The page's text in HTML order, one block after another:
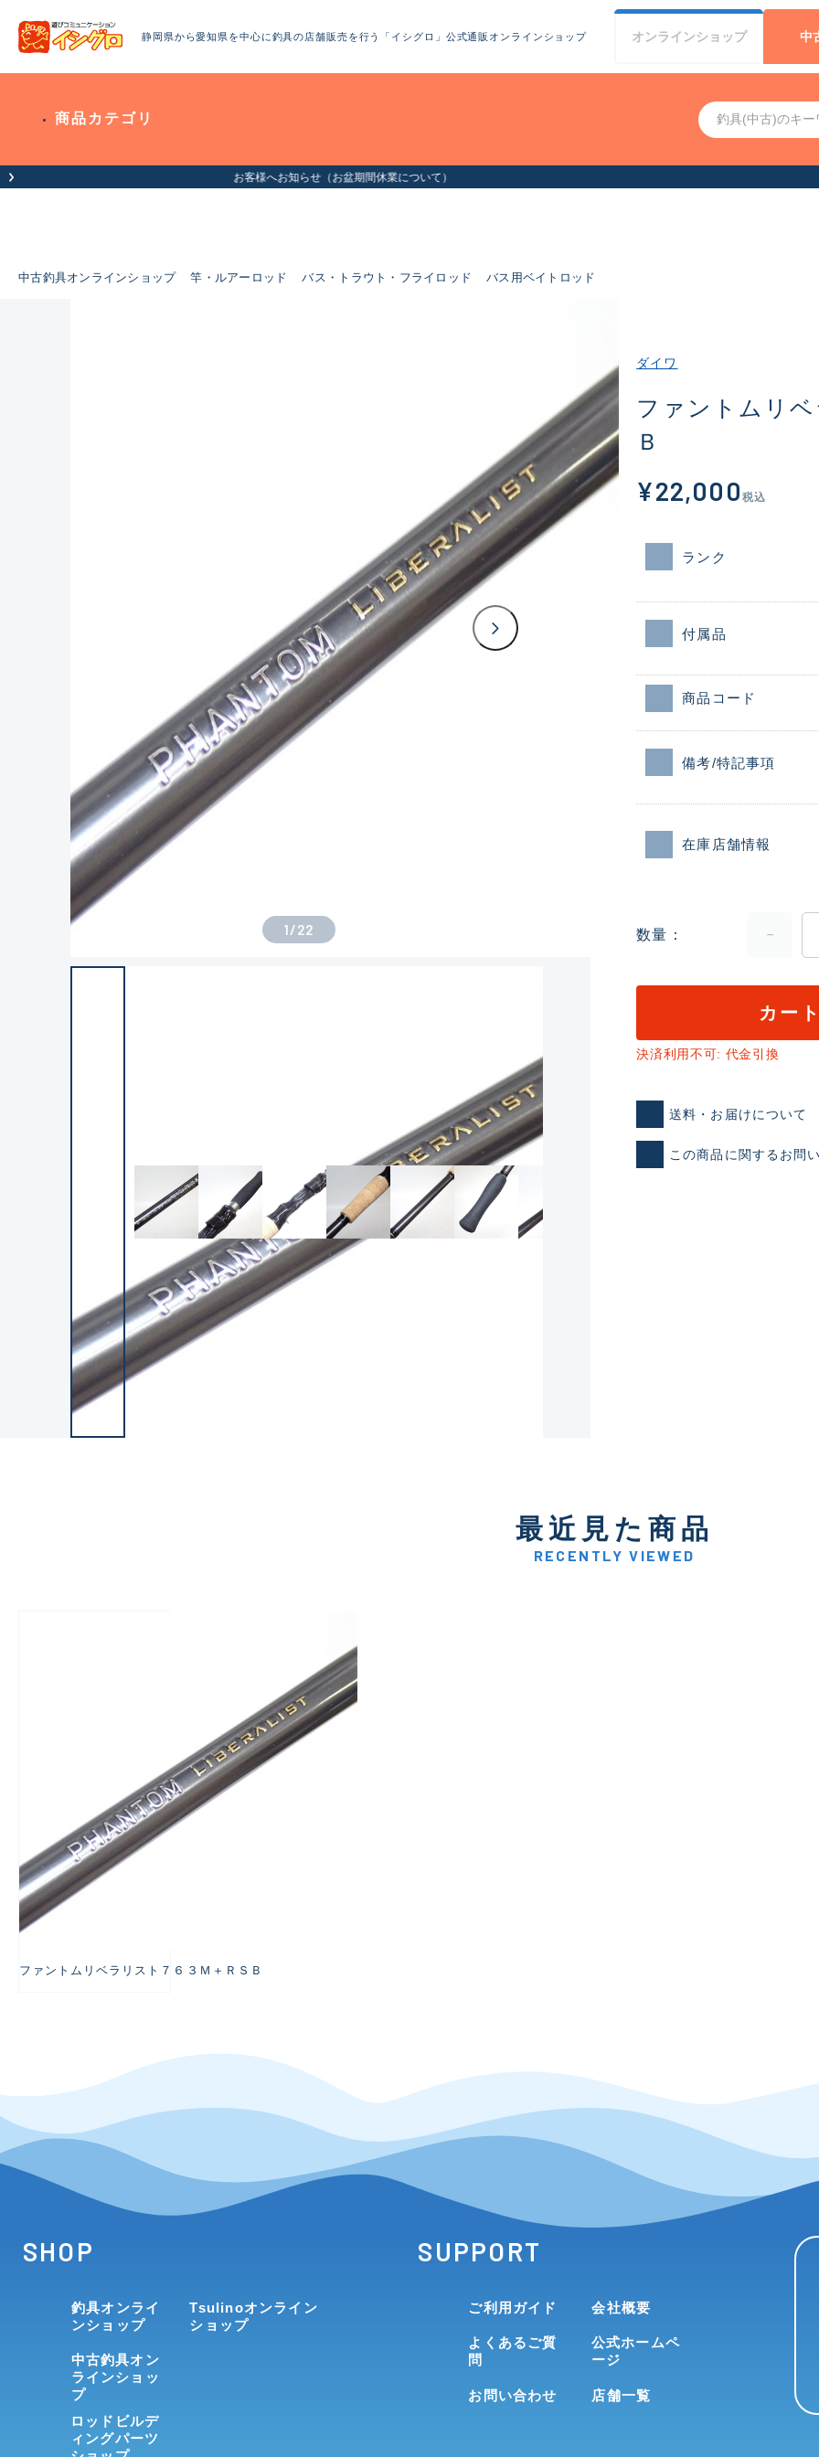
静岡県から愛知県を中心に釣具の店舗販売を行う「イシグロ」公式通販オンラインショップ オンラインショップ 中
商品カテゴリ
中古釣具オンラインショップ 竿・ルアーロッド バス・トラウト・フライロッド バス用ベイトロッド
悪
新古品（メーカー問屋から
※店頭展示時の置き傷が付いて
C-
い品
1/22
ダイワ
ファントムリ
Ｂ
¥22,000 税込
ランク
付属品
商品コード
備考/特記事項
在庫店舗情報
数量
カー
決済利用不可: 代金引換
送料・お届けについて
この商品に関するお問
最近見た商品
RECENTLY VIEWED
ファントムリベラリスト７６３Ｍ＋ＲＳＢ
SHOP
釣具オンライ
ンショップ
中古釣具オン
ラインショッ
プ
ロッドビルデ
ィングパーツ
Tsulinoオンライン
ショップ
SUPPORT
ご利用ガイド
よくあるご質
問
お問い合わせ
会社概要
公式ホームペ
ージ
店舗一覧